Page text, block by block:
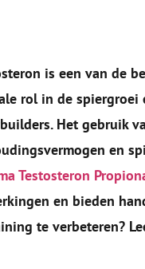
is een van de
rol in de spiergroei
Het gebruik
en
Testosteron
en bieden
te verbeteren?